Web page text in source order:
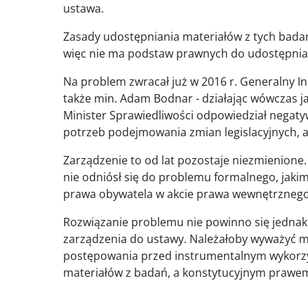
ustawa.
Zasady udostępniania materiałów z tych
więc nie ma podstaw prawnych do
Na problem zwracał już w 2016 r. Generalny
także min. Adam Bodnar - działając wówczas
Minister Sprawiedliwości odpowiedział
potrzeb podejmowania zmian legislacyjnych,
Zarządzenie to od lat pozostaje
nie odniósł się do problemu formalnego,
prawa obywatela w akcie prawa
Rozwiązanie problemu nie powinno się
zarządzenia do ustawy. Należałoby
postępowania przed instrumentalnym
materiałów z badań, a konstytucyjnym